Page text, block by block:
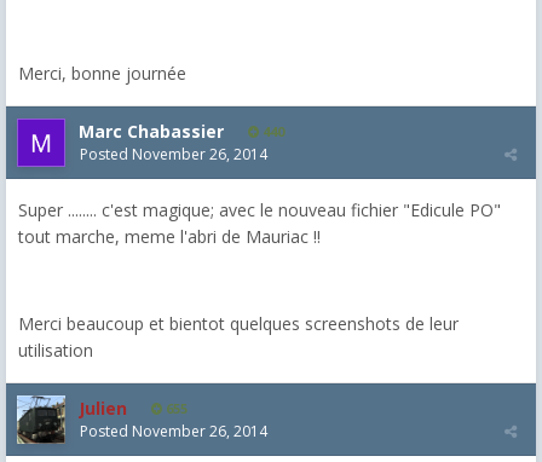
Merci, bonne journée
Marc Chabassier 440
Posted November 26, 2014
Super ........ c'est magique; avec le nouveau fichier "Edicule PO"
tout marche, meme l'abri de Mauriac !!
Merci beaucoup et bientot quelques screenshots de leur
utilisation
Julien 655
Posted November 26, 2014